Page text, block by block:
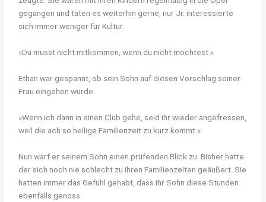
gegangen und taten es weiterhin gerne, nur Jr. interessierte
sich immer weniger für Kultur.
»Du musst nicht mitkommen, wenn du nicht möchtest.«
Ethan war gespannt, ob sein Sohn auf diesen Vorschlag seiner
Frau eingehen würde.
»Wenn ich dann in einen Club gehe, seid ihr wieder angefressen,
weil die ach so heilige Familienzeit zu kurz kommt.«
Nun warf er seinem Sohn einen prüfenden Blick zu. Bisher hatte
der sich noch nie schlecht zu ihren Familienzeiten geäußert. Sie
hatten immer das Gefühl gehabt, dass ihr Sohn diese Stunden
ebenfalls genoss.